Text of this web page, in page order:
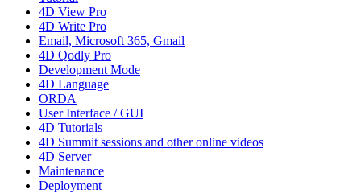
4D View Pro
4D Write Pro
Email, Microsoft 365, Gmail
4D Qodly Pro
Development Mode
4D Language
ORDA
User Interface / GUI
4D Tutorials
4D Summit sessions and other online videos
4D Server
Maintenance
Deployment